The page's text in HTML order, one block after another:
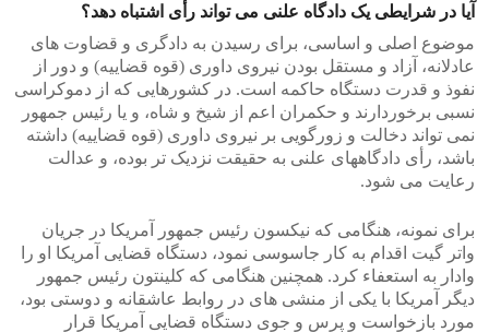
آیا در شرایطی یک دادگاه علنی می تواند رأی اشتباه دهد؟
موضوع اصلی و اساسی، برای رسیدن به دادگری و قضاوت های
عادلانه، آزاد و مستقل بودن نیروی داوری (قوه قضاییه) و دور از
نفوذ و قدرت دستگاه حاکمه است. در کشورهایی که از دموکراسی
نسبی برخوردارند و حکمران اعم از شیخ و شاه، و یا رئیس جمهور
نمی تواند دخالت و زورگویی بر نیروی داوری (قوه قضاییه) داشته
باشد، رأی دادگاههای علنی به حقیقت نزدیک تر بوده، و عدالت
رعایت می شود.
برای نمونه، هنگامی که نیکسون رئیس جمهور آمریکا در جریان
واتر گیت اقدام به کار جاسوسی نمود، دستگاه قضایی آمریکا او را
وادار به استعفاء کرد. همچنین هنگامی که کلینتون رئیس جمهور
دیگر آمریکا با یکی از منشی های در روابط عاشقانه و دوستی بود،
مورد بازخواست و پرس و جوی دستگاه قضایی آمریکا قرار